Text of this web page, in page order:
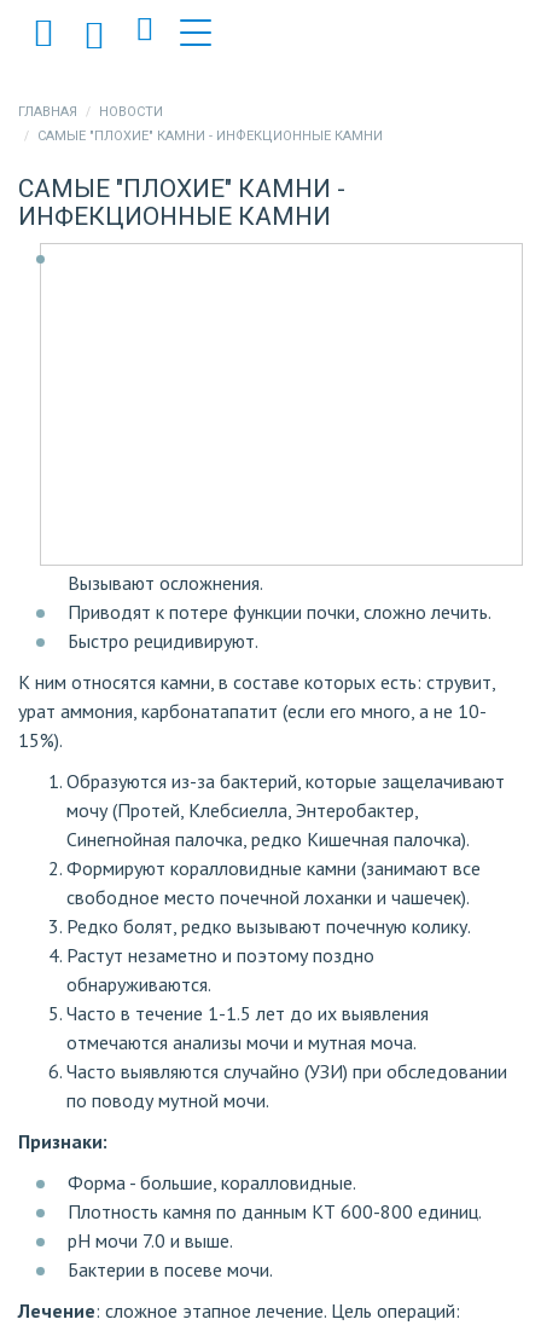
ГЛАВНАЯ
НОВОСТИ
САМЫЕ "ПЛОХИЕ" КАМНИ - ИНФЕКЦИОННЫЕ КАМНИ
САМЫЕ "ПЛОХИЕ" КАМНИ -
ИНФЕКЦИОННЫЕ КАМНИ
Вызывают осложнения.
Приводят к потере функции почки, сложно лечить.
Быстро рецидивируют.
К ним относятся камни, в составе которых есть: струвит,
урат аммония, карбонатапатит (если его много, а не 10-
15%).
Образуются из-за бактерий, которые защелачивают
мочу (Протей, Клебсиелла, Энтеробактер,
Синегнойная палочка, редко Кишечная палочка).
Формируют коралловидные камни (занимают все
свободное место почечной лоханки и чашечек).
Редко болят, редко вызывают почечную колику.
Растут незаметно и поэтому поздно
обнаруживаются.
Часто в течение 1-1.5 лет до их выявления
отмечаются анализы мочи и мутная моча.
Часто выявляются случайно (УЗИ) при обследовании
по поводу мутной мочи.
Признаки:
Форма - большие, коралловидные.
Плотность камня по данным КТ 600-800 единиц.
pH мочи 7.0 и выше.
Бактерии в посеве мочи.
Лечение: сложное этапное лечение. Цель операций: